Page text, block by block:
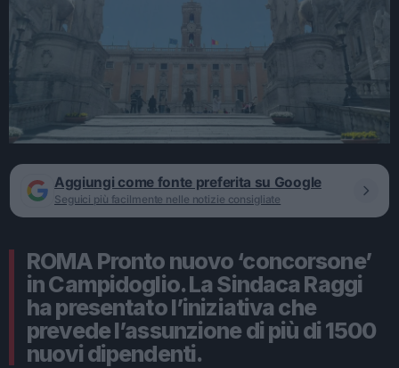
Aggiungi come fonte preferita su Google
Seguici più facilmente nelle notizie consigliate
ROMA Pronto nuovo ‘concorsone’
in Campidoglio. La Sindaca Raggi
ha presentato l’iniziativa che
prevede l’assunzione di più di 1500
nuovi dipendenti.